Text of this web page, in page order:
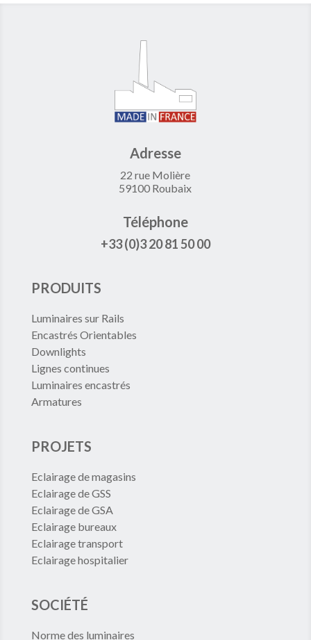
Adresse
22 rue Molière
59100 Roubaix
Téléphone
+33 (0)3 20 81 50 00
PRODUITS
Luminaires sur Rails
Encastrés Orientables
Downlights
Lignes continues
Luminaires encastrés
Armatures
PROJETS
Eclairage de magasins
Eclairage de GSS
Eclairage de GSA
Eclairage bureaux
Eclairage transport
Eclairage hospitalier
SOCIÉTÉ
Norme des luminaires